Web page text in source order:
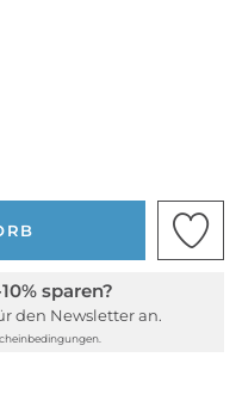
sparen?
den Newsletter an.